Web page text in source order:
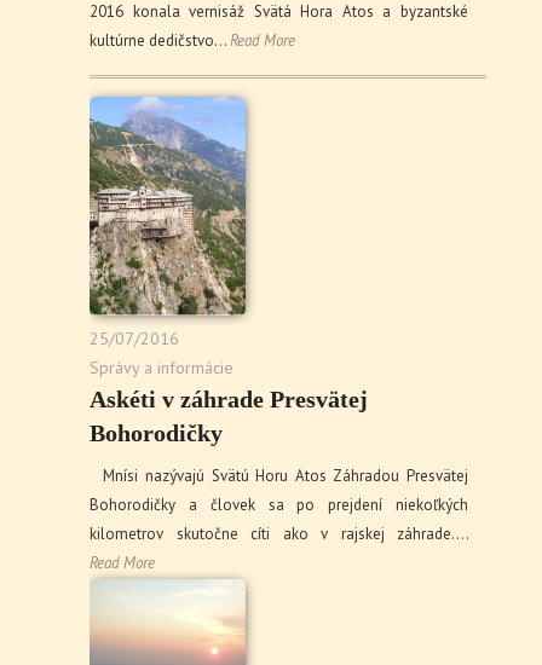
2016 konala vernisáž Svätá Hora Atos a byzantské
kultúrne dedičstvo…Read More
25/07/2016
Správy a informácie
Askéti v záhrade Presvätej
Bohorodičky
Mnísi nazývajú Svätú Horu Atos Záhradou Presvätej
Bohorodičky a človek sa po prejdení niekoľkých
kilometrov skutočne cíti ako v rajskej záhrade.…
Read More